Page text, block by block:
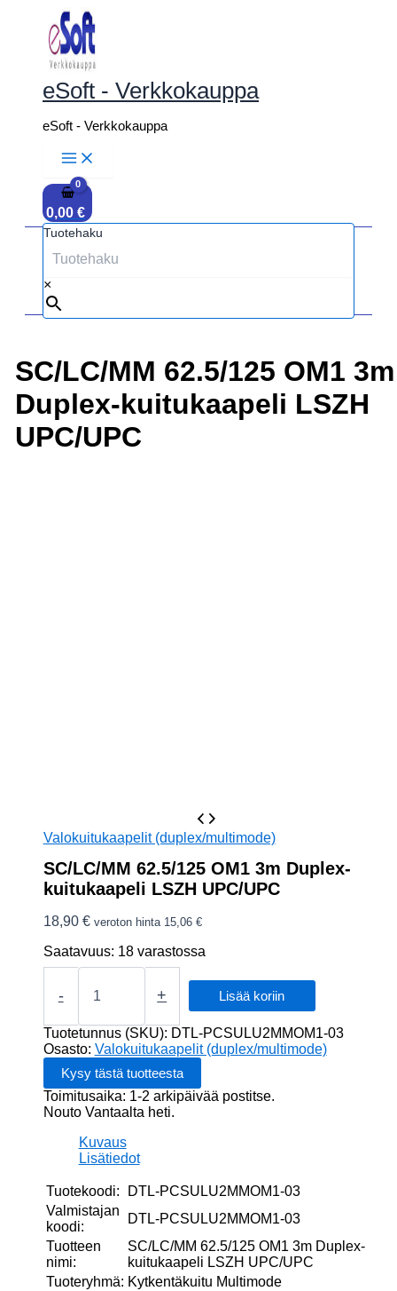
sisältöön
eSoft - Verkkokauppa
eSoft - Verkkokauppa
0,00 €
Tuotehaku
×
SC/LC/MM 62.5/125 OM1 3m
Duplex-kuitukaapeli LSZH
UPC/UPC
Valokuitukaapelit (duplex/multimode)
SC/LC/MM 62.5/125 OM1 3m Duplex-
kuitukaapeli LSZH UPC/UPC
18,90 € veroton hinta 15,06 €
Saatavuus: 18 varastossa
-
SC/LC/MM
3m
Duplex-
kuitukaapeli
LSZH
UPC/UPC
määrä
+ Lisää koriin
Tuotetunnus (SKU): DTL-PCSULU2MMOM1-03
Osasto: Valokuitukaapelit (duplex/multimode)
Toimitusaika: 1-2 arkipäivää postitse.
Nouto Vantaalta heti.
Kuvaus
Lisätiedot
Tuotekoodi:
DTL-PCSULU2MMOM1-03
Valmistajan
koodi:
DTL-PCSULU2MMOM1-03
Tuotteen
nimi:
SC/LC/MM 62.5/125 OM1 3m Duplex-
kuitukaapeli LSZH UPC/UPC
Tuoteryhmä: Kytkentäkuitu Multimode